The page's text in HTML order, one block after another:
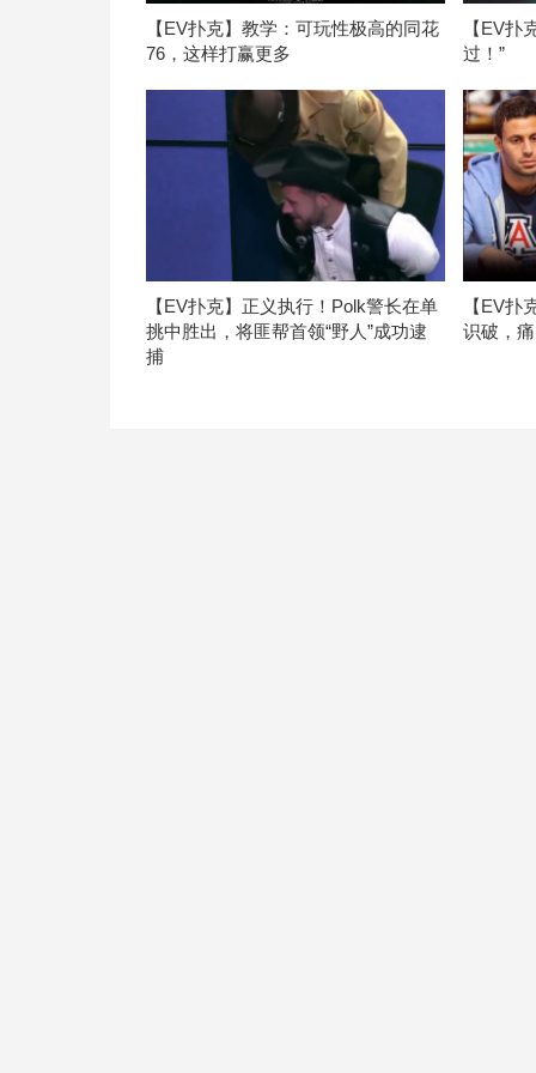
【EV扑克】教学：可玩性极高的同花
76，这样打赢更多
【EV扑
过！”
【EV扑克】正义执行！Polk警长在单
挑中胜出，将匪帮首领“野人”成功逮
捕
【EV扑
识破，